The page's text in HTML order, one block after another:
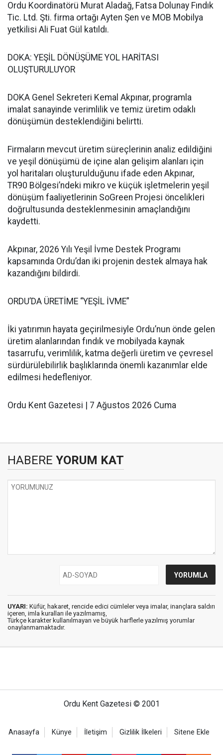
Ordu Koordinatörü Murat Aladağ, Fatsa Dolunay Fındık
Tic. Ltd. Şti. firma ortağı Ayten Şen ve MOB Mobilya
yetkilisi Ali Fuat Gül katıldı.
DOKA: YEŞİL DÖNÜŞÜME YOL HARİTASI
OLUŞTURULUYOR
DOKA Genel Sekreteri Kemal Akpınar, programla
imalat sanayinde verimlilik ve temiz üretim odaklı
dönüşümün desteklendiğini belirtti.
Firmaların mevcut üretim süreçlerinin analiz edildiğini
ve yeşil dönüşümü de içine alan gelişim alanları için
yol haritaları oluşturulduğunu ifade eden Akpınar,
TR90 Bölgesi’ndeki mikro ve küçük işletmelerin yeşil
dönüşüm faaliyetlerinin SoGreen Projesi öncelikleri
doğrultusunda desteklenmesinin amaçlandığını
kaydetti.
Akpınar, 2026 Yılı Yeşil İvme Destek Programı
kapsamında Ordu’dan iki projenin destek almaya hak
kazandığını bildirdi.
ORDU’DA ÜRETİME “YEŞİL İVME”
İki yatırımın hayata geçirilmesiyle Ordu’nun önde gelen
üretim alanlarından fındık ve mobilyada kaynak
tasarrufu, verimlilik, katma değerli üretim ve çevresel
sürdürülebilirlik başlıklarında önemli kazanımlar elde
edilmesi hedefleniyor.
Ordu Kent Gazetesi | 7 Ağustos 2026 Cuma
HABERE YORUM KAT
UYARI: Küfür, hakaret, rencide edici cümleler veya imalar, inançlara saldırı
içeren, imla kuralları ile yazılmamış,
Türkçe karakter kullanılmayan ve büyük harflerle yazılmış yorumlar
onaylanmamaktadır.
Ordu Kent Gazetesi © 2001
Anasayfa Künye İletişim Gizlilik İlkeleri Sitene Ekle